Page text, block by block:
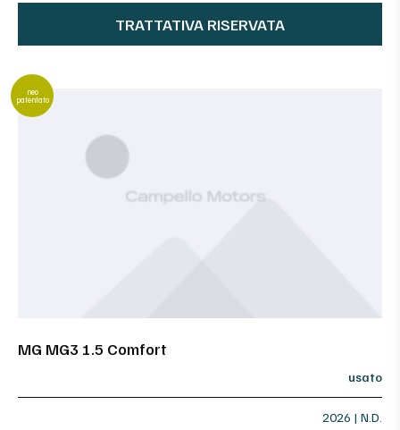
TRATTATIVA RISERVATA
MG MG3 1.5 Comfort
usato
2026 | N.D.
neo
patentato